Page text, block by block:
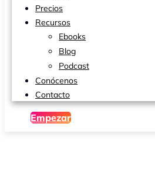
Precios
Recursos
Ebooks
Blog
Podcast
Conócenos
Contacto
Empezar